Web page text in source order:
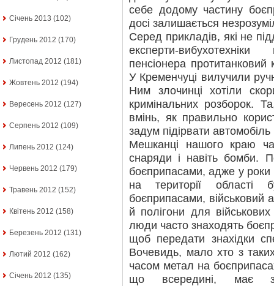
Січень 2013 (102)
Грудень 2012 (170)
Листопад 2012 (181)
Жовтень 2012 (194)
Вересень 2012 (127)
Серпень 2012 (109)
Липень 2012 (124)
Червень 2012 (179)
Травень 2012 (152)
Квітень 2012 (158)
Березень 2012 (131)
Лютий 2012 (162)
Січень 2012 (135)
себе додому частину
досі залишається
Серед прикладів, які не
експерти-
пенсіонера
У Кременчуці вилучили
Ним злочинці хотіли
кримінальних розборок.
вмінь, як правильно
задум підірвати
Мешканці нашого краю
снаряди і навіть бомби.
боєприпасами, адже у роки
на території області
боєприпасами,
й полігони для
люди часто знаходять
щоб передати знахідки
Вочевидь, мало хто з
часом метал на
що всередині, має